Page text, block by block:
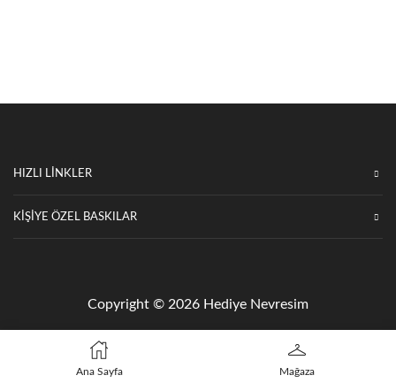
HIZLI LİNKLER
KIŞIYE ÖZEL BASKILAR
Copyright © 2026 Hediye Nevresim
Ana Sayfa Mağaza